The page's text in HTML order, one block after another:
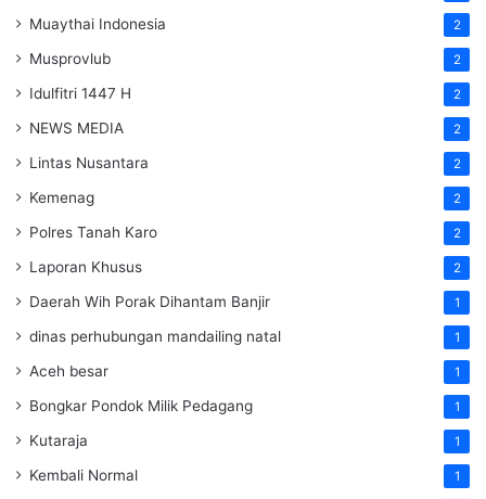
Muaythai Indonesia 2
Musprovlub 2
Idulfitri 1447 H 2
NEWS MEDIA 2
Lintas Nusantara 2
Kemenag 2
Polres Tanah Karo 2
Laporan Khusus 2
Daerah Wih Porak Dihantam Banjir 1
dinas perhubungan mandailing natal 1
Aceh besar 1
Bongkar Pondok Milik Pedagang 1
Kutaraja 1
Kembali Normal 1